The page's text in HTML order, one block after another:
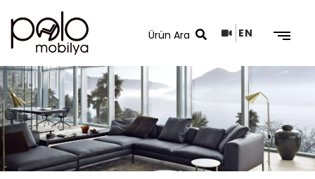
EN
Arama Sonuçları